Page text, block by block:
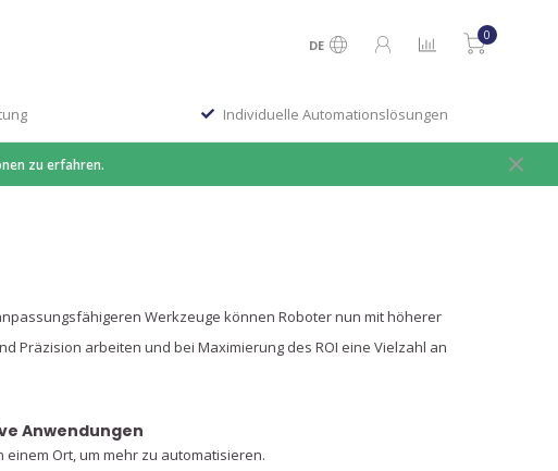
DE
0
Individuelle Automationslösungen
zu erfahren.
Werkzeuge können Roboter nun mit höherer
Präzision arbeiten und bei Maximierung des ROI eine Vielzahl an
Anwendungen
einem Ort, um mehr zu automatisieren.